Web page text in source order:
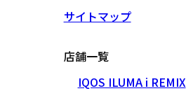
サイトマップ
店舗一覧
IQOS ILUMA i REMIX